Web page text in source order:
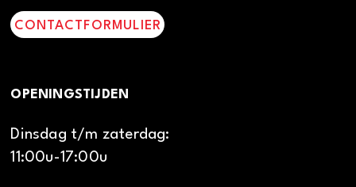
CONTACTFORMULIER
OPENINGSTIJDEN
Dinsdag t/m zaterdag:
11:00u-17:00u